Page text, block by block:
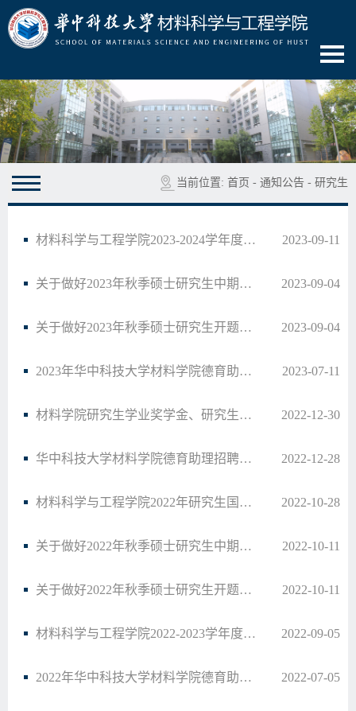
当前位置: 首页 - 通知公告 - 研究生
材料科学与工程学院2023-2024学年度研究生助教及助管岗位招聘通知 2023-09-11
关于做好2023年秋季硕士研究生中期筛选工作的通知 2023-09-04
关于做好2023年秋季硕士研究生开题工作的通知 2023-09-04
2023年华中科技大学材料学院德育助理招聘启事 2023-07-11
材料学院研究生学业奖学金、研究生国家奖学金和优秀博士学业奖学金评定办法公示 2022-12-30
华中科技大学材料学院德育助理招聘启事 2022-12-28
材料科学与工程学院2022年研究生国家奖学金答辩工作安排 2022-10-28
关于做好2022年秋季硕士研究生中期筛选工作的通知 2022-10-11
关于做好2022年秋季硕士研究生开题工作的通知 2022-10-11
材料科学与工程学院2022-2023学年度研究生助教及助管岗位招聘通知 2022-09-05
2022年华中科技大学材料学院德育助理招聘启事 2022-07-05